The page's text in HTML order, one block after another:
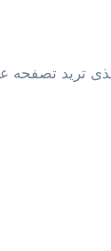
تريد تصفحه